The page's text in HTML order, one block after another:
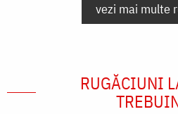
vezi mai multe
RUGĂCIUNI